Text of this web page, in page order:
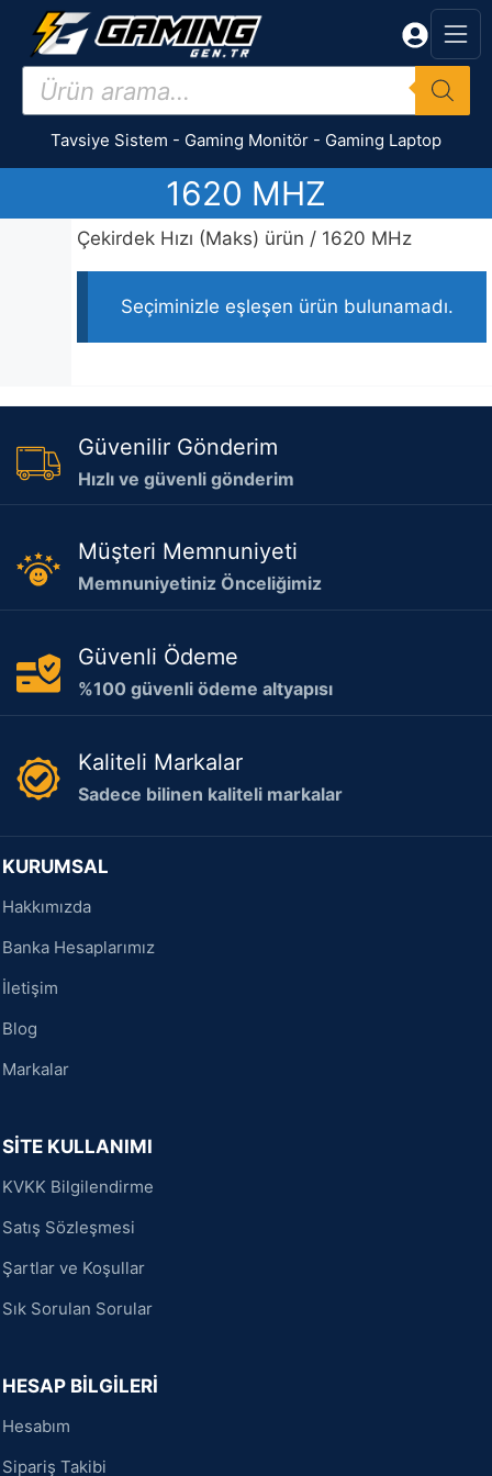
İçeriğe
Products
search
Tavsiye Sistem - Gaming Monitör - Gaming Laptop
1620 MHZ
Çekirdek Hızı (Maks) ürün / 1620 MHz
Seçiminizle eşleşen ürün bulunamadı.
Güvenilir Gönderim
Hızlı ve güvenli gönderim
Müşteri Memnuniyeti
Memnuniyetiniz Önceliğimiz
Güvenli Ödeme
%100 güvenli ödeme altyapısı
Kaliteli Markalar
Sadece bilinen kaliteli markalar
KURUMSAL
Hakkımızda
Banka Hesaplarımız
İletişim
Blog
Markalar
SİTE KULLANIMI
KVKK Bilgilendirme
Satış Sözleşmesi
Şartlar ve Koşullar
Sık Sorulan Sorular
HESAP BİLGİLERİ
Hesabım
Sipariş Takibi